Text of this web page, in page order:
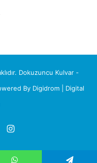
Dokuzuncu Kulvar -
By Digidrom | Digital
Instagram